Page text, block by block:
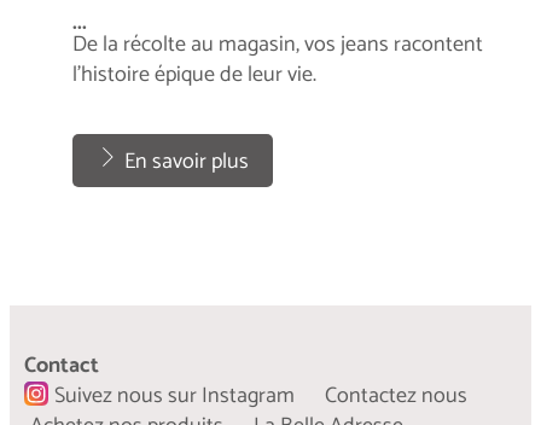
...
De la récolte au magasin, vos jeans racontent
l’histoire épique de leur vie.
...
En savoir plus
Ce que vous devez savoir sur le projet d’upcycling
le plus mignon au monde.
Contact
Suivez nous sur Instagram
Contactez nous